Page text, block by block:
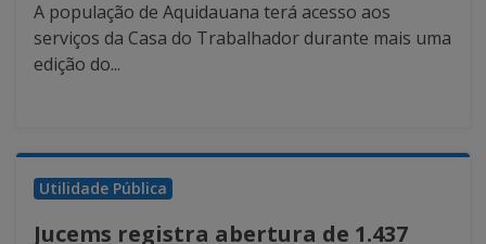
A população de Aquidauana terá acesso aos
serviços da Casa do Trabalhador durante mais uma
edição do...
Utilidade Pública
Jucems registra abertura de 1.437